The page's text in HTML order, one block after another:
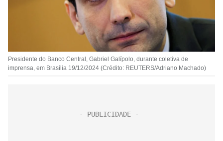
Presidente do Banco Central, Gabriel Galípolo, durante coletiva de
imprensa, em Brasília 19/12/2024 (Crédito: REUTERS/Adriano Machado)